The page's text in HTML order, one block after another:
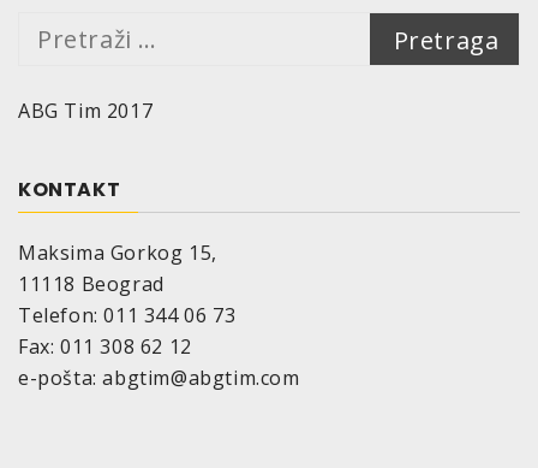
Pretraga:
ABG Tim 2017
KONTAKT
Maksima Gorkog 15,
11118 Beograd
Telefon: 011 344 06 73
Fax: 011 308 62 12
e-pošta: abgtim@abgtim.com